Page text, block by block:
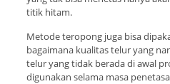
titik hitam.
Metode teropong juga bisa
bagaimana kualitas telur yang
telur yang tidak berada di awal
digunakan selama masa